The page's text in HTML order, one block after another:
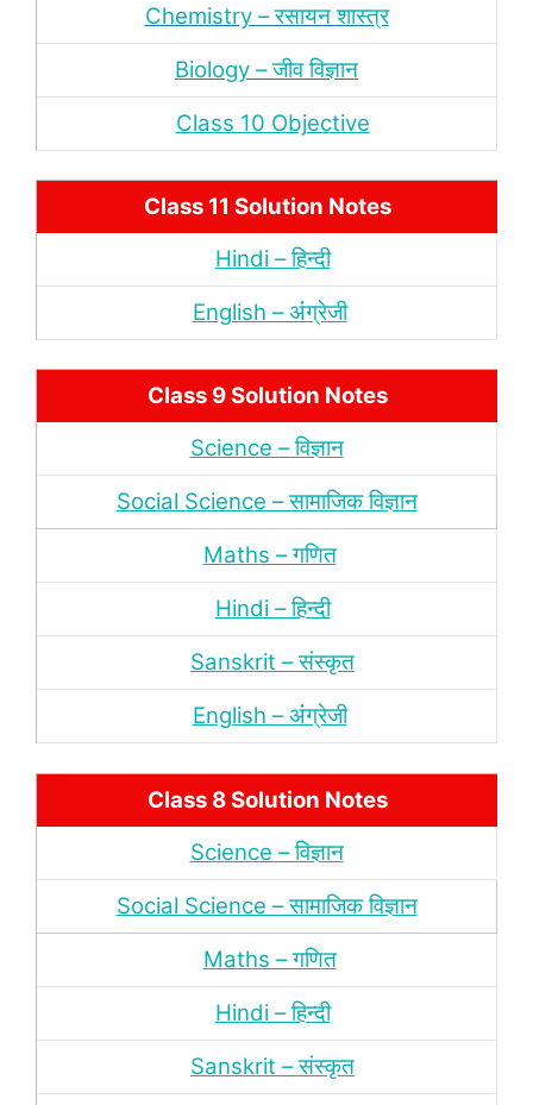
Chemistry – रसायन शास्‍त्र
Biology – जीव विज्ञान
Class 10 Objective
Class 11 Solution Notes
Hindi – हिन्‍दी
English – अंंग्रेजी
Class 9 Solution Notes
Science – विज्ञान
Social Science – सामाजिक विज्ञान
Maths – गणित
Hindi – हिन्‍दी
Sanskrit – संस्‍कृत
English – अंंग्रेजी
Class 8 Solution Notes
Science – विज्ञान
Social Science – सामाजिक विज्ञान
Maths – गणित
Hindi – हिन्‍दी
Sanskrit – संस्‍कृत